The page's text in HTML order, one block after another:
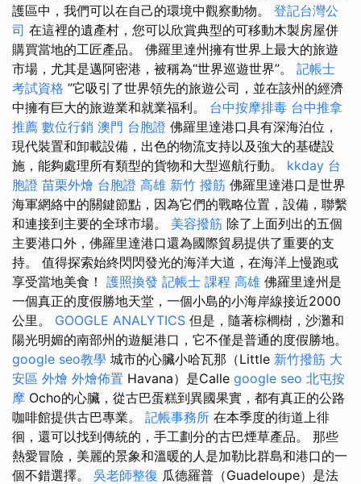
護區中，我們可以在自己的環境中觀察動物。 登記台灣公
司 在這裡的遺產村，您可以欣賞典型的可移動木製房屋併
購買當地的工匠產品。 佛羅里達州擁有世界上最大的旅遊
市場，尤其是邁阿密港，被稱為“世界巡遊世界”。 記帳士
考試資格 ”它吸引了世界領先的旅遊公司，並在該州的經濟
中擁有巨大的旅遊業和就業福利。 台中按摩排毒 台中推拿
推薦 數位行銷 澳門 台胞證 佛羅里達港口具有深海泊位，
現代裝置和卸載設備，出色的物流支持以及強大的基礎設
施，能夠處理所有類型的貨物和大型巡航行動。 kkday 台
胞證 苗栗外燴 台胞證 高雄 新竹 撥筋 佛羅里達港口是世界
海軍網絡中的關鍵節點，因為它們的戰略位置，設備，聯繫
和連接到主要的全球市場。 美容撥筋 除了上面列出的五個
主要港口外，佛羅里達港口還為國際貿易提供了重要的支
持。 值得探索始終閃閃發光的海洋大道，在海洋上慢跑或
享受當地美食！ 護照換發 記帳士 課程 高雄 佛羅里達州是
一個真正的度假勝地天堂，一個小島的小海岸線接近2000
公里。 GOOGLE ANALYTICS 但是，隨著棕櫚樹，沙灘和
陽光明媚的南部州的遊艇港口，它不僅是普通的度假勝地。
google seo教學 城市的心臟小哈瓦那（Little 新竹撥筋 大
安區 外燴 外燴佈置 Havana）是Calle google seo 北屯按
摩 Ocho的心臟，從古巴蛋糕到異國果實，都有真正的公路
咖啡館提供古巴專業。 記帳事務所 在本季度的街道上徘
徊，還可以找到傳統的，手工劃分的古巴煙草產品。 那些
熱愛冒險，美麗的景象和溫暖的人是加勒比群島和港口的一
個不錯選擇。 吳老師整復 瓜德羅普（Guadeloupe）是法